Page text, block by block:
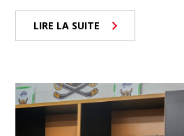
LIRE LA SUITE